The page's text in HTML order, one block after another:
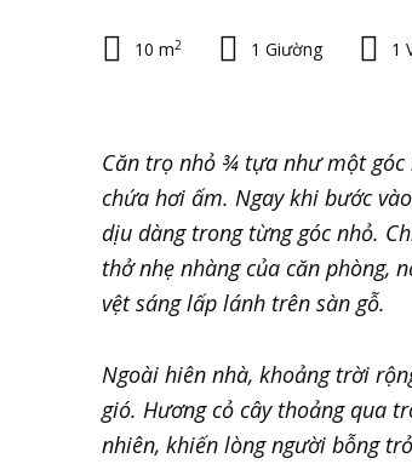
10 m2 1 Giường 1
Căn trọ nhỏ ¾ tựa như một góc
chứa hơi ấm. Ngay khi bước
dịu dàng trong từng góc nhỏ.
thở nhẹ nhàng của căn phòng,
vệt sáng lấp lánh trên sàn gỗ.
Ngoài hiên nhà, khoảng trời
gió. Hương cỏ cây thoảng qua
nhiên, khiến lòng người bỗng